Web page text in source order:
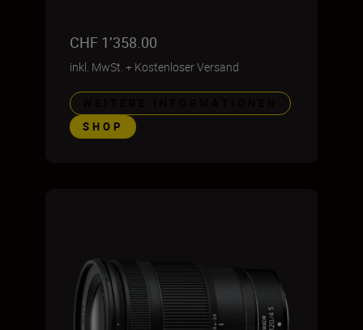
CHF 1’358.00
inkl. MwSt. + Kostenloser Versand
SHOP